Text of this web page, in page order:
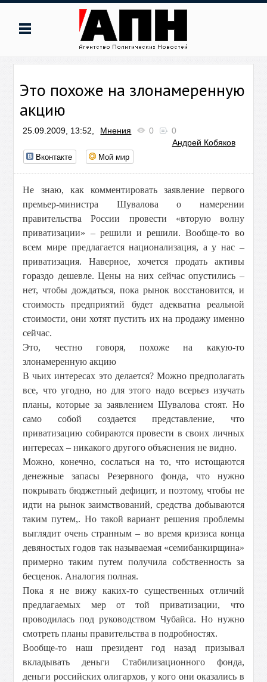
Это похоже на злонамеренную
акцию
25.09.2009, 13:52, Мнения 0
0
Андрей Кобяков
Вконтакте Мой мир
Не знаю, как комментировать заявление первого
премьер-министра Шувалова о намерении
правительства России провести «вторую волну
приватизации» – решили и решили. Вообще-то во
всем мире предлагается национализация, а у нас –
приватизация. Наверное, хочется продать активы
гораздо дешевле. Цены на них сейчас опустились –
нет, чтобы дождаться, пока рынок восстановится, и
стоимость предприятий будет адекватна реальной
стоимости, они хотят пустить их на продажу именно
сейчас.
Это, честно говоря, похоже на какую-то
злонамеренную акцию
В чьих интересах это делается? Можно предполагать
все, что угодно, но для этого надо всерьез изучать
планы, которые за заявлением Шувалова стоят. Но
само собой создается представление, что
приватизацию собираются провести в своих личных
интересах – никакого другого объяснения не видно.
Можно, конечно, сослаться на то, что истощаются
денежные запасы Резервного фонда, что нужно
покрывать бюджетный дефицит, и поэтому, чтобы не
идти на рынок заимствований, средства добываются
таким путем,. Но такой вариант решения проблемы
выглядит очень странным – во время кризиса конца
девяностых годов так называемая «семибанкирщина»
примерно таким путем получила собственность за
бесценок. Аналогия полная.
Пока я не вижу каких-то существенных отличий
предлагаемых мер от той приватизации, что
проводилась под руководством Чубайса. Но нужно
смотреть планы правительства в подробностях.
Вообще-то наш президент год назад призывал
вкладывать деньги Стабилизационного фонда,
деньги российских олигархов, у кого они оказались в